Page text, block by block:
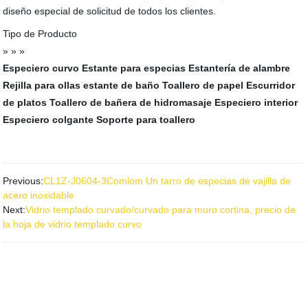
diseño especial de solicitud de todos los clientes.
Tipo de Producto
» » »
Especiero curvo Estante para especias Estantería de alambre
Rejilla para ollas estante de baño Toallero de papel Escurridor
de platos Toallero de bañera de hidromasaje Especiero interior
Especiero colgante Soporte para toallero
Previous:CL1Z-J0604-3Comlom Un tarro de especias de vajilla de
acero inoxidable
Next:Vidrio templado curvado/curvado para muro cortina, precio de
la hoja de vidrio templado curvo